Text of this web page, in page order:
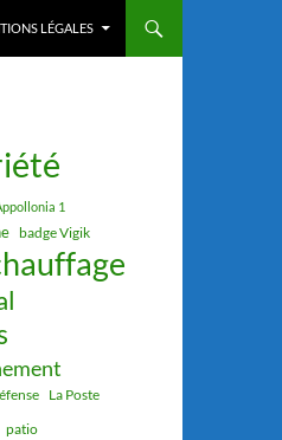
LÉGALES
1
badge Vigik
La Poste
patio